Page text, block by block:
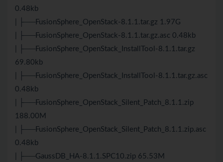
0.48kb
| ├──FusionSphere_OpenStack-8.1.1.tar.gz 1.97G
| ├──FusionSphere_OpenStack-8.1.1.tar.gz.asc 0.48kb
| ├──FusionSphere_OpenStack_InstallTool-8.1.1.tar.gz
69.80kb
| ├──FusionSphere_OpenStack_InstallTool-8.1.1.tar.gz.asc
0.48kb
| ├──FusionSphere_OpenStack_Silent_Patch_8.1.1.zip
188.00M
| ├──FusionSphere_OpenStack_Silent_Patch_8.1.1.zip.asc
0.48kb
| ├──GaussDB_HA-8.1.1.SPC10.zip 65.53M